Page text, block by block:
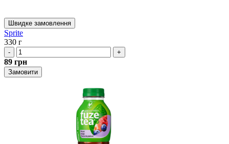
Швидке замовлення
Sprite
330 г
- +
89 грн
Замовити